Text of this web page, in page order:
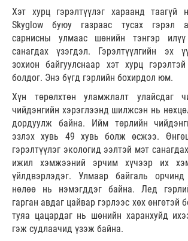
Хэт хурц гэрэлтүүлэг хараанд таагүй
Skyglow буюу газраас тусах гэрэл
сарнисны улмаас шөнийн тэнгэр
санагдах үзэгдэл. Гэрэлтүүлгийн эх
зохион байгуулснаар хэт хурц
болдог. Энэ бүгд гэрлийн бохирдол юм.
Хүн төрөлхтөн уламжлалт улайсдаг
чийдэнгийн хэрэглээнд шилжсэн нь
дордуулж байна. Ийм төрлийн
эзлэх хувь 49 хувь болж өсжээ.
гэрэлтүүлэг экологид ээлтэй мэт
ижил хэмжээний эрчим хүчээр их
үйлдвэрлэдэг. Улмаар байгаль орчинд
нөлөө нь нэмэгддэг байна. Лед
гарган авдаг цайвар гэрлээс хөх өнгөтэй
туяа цацардаг нь шөнийн харанхуйд
гэж судлаачид үзэж байна.